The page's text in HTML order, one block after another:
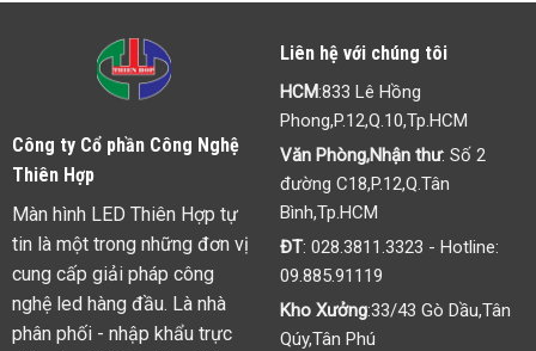
Công ty Cổ phần Công Nghệ
Thiên Hợp
Màn hình LED Thiên Hợp tự
tin là một trong những đơn vị
cung cấp giải pháp công
nghệ led hàng đầu. Là nhà
phân phối - nhập khẩu trực
Liên hệ với chúng tôi
HCM:833 Lê Hồng
Phong,P.12,Q.10,Tp.HCM
Văn Phòng,Nhận thư: Số 2
đường C18,P.12,Q.Tân
Bình,Tp.HCM
ĐT: 028.3811.3323 - Hotline:
09.885.91119
Kho Xưởng:33/43 Gò Dầu,Tân
Qúy,Tân Phú